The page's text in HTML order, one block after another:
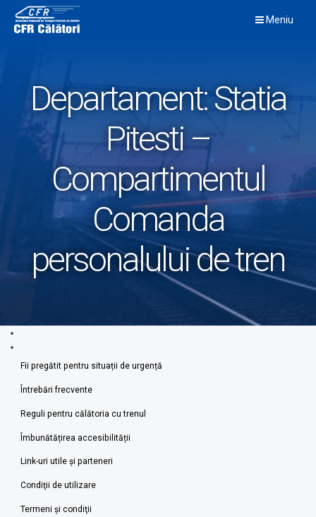
content
Meniu
Departament:Statia
Pitesti –
Compartimentul
Comanda
personalului de tren
Fii pregătit pentru situații de urgență
Întrebări frecvente
Reguli pentru călătoria cu trenul
Îmbunătățirea accesibilității
Link-uri utile şi parteneri
Condiţii de utilizare
Termeni şi condiţii